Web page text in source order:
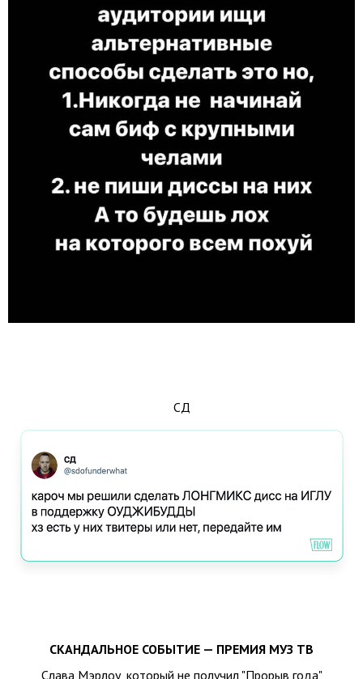
СД
СКАНДАЛЬНОЕ СОБЫТИЕ — ПРЕМИЯ МУЗ ТВ
Слава Мэрлоу, который не получил "Прорыв года"